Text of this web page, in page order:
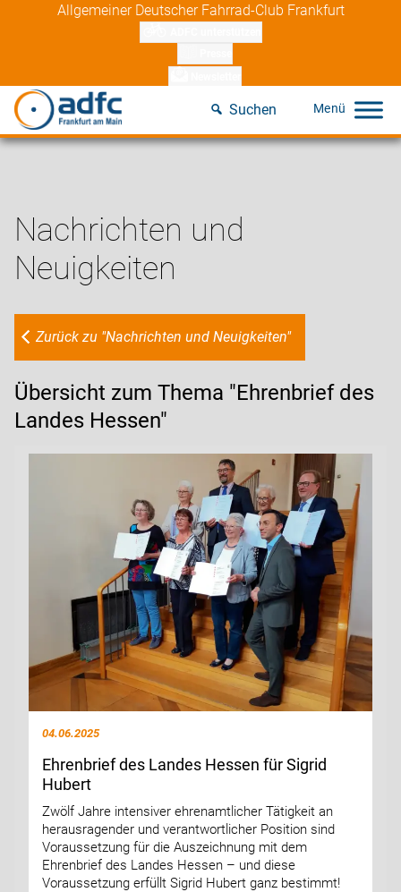
Allgemeiner Deutscher Fahrrad-Club Frankfurt
Suchen
Nachrichten und
Neuigkeiten
Zurück zu "Nachrichten und Neuigkeiten"
Übersicht zum Thema "Ehrenbrief des
Landes Hessen"
04.06.2025
Ehrenbrief des Landes Hessen für Sigrid
Hubert
Zwölf Jahre intensiver ehrenamtlicher Tätigkeit an
herausragender und verantwortlicher Position sind
Voraussetzung für die Auszeichnung mit dem
Ehrenbrief des Landes Hessen – und diese
Voraussetzung erfüllt Sigrid Hubert ganz bestimmt!